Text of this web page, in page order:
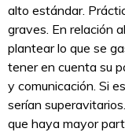
alto estándar.
graves. En relación
plantear lo que se
tener en cuenta su
y comunicación. Si
serían
que haya mayor